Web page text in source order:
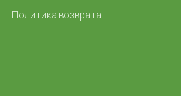
Политика возврата